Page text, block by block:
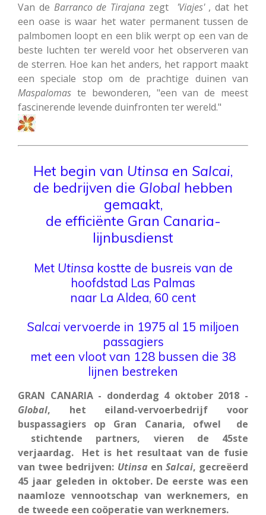
Van de Barranco de Tirajana zegt 'Viajes', dat het
een oase is waar het water permanent tussen de
palmbomen loopt en een blik werpt op een van de
beste luchten ter wereld voor het observeren van
de sterren. Hoe kan het anders, het rapport maakt
een speciale stop om de prachtige duinen van
Maspalomas te bewonderen, "een van de meest
fascinerende levende duinfronten ter wereld."
Het begin van Utinsa en Salcai,
de bedrijven die Global hebben
gemaakt,
de efficiënte Gran Canaria-
lijnbusdienst
Met Utinsa kostte de busreis van de
hoofdstad Las Palmas
naar La Aldea, 60 cent
Salcaivervoerde in 1975 al 15 miljoen
passagiers
met een vloot van 128 bussen die 38
lijnen bestreken
GRAN CANARIA - donderdag 4 oktober 2018 -
Global, het eiland-vervoerbedrijf voor
buspassagiers op Gran Canaria, ofwel de
stichtende partners, vieren de 45ste
verjaardag. Het is het resultaat van de fusie
van twee bedrijven: Utinsa en Salcai, gecreëerd
45 jaar geleden in oktober. De eerste was een
naamloze vennootschap van werknemers, en
de tweede een coöperatie van werknemers.